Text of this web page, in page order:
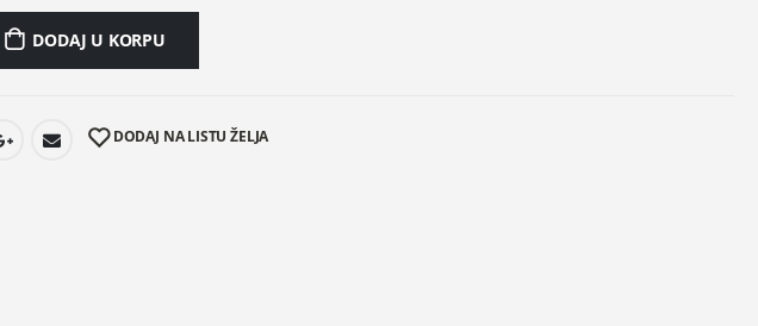
DODAJ U KORPU
DODAJ NA LISTU ŽELJA